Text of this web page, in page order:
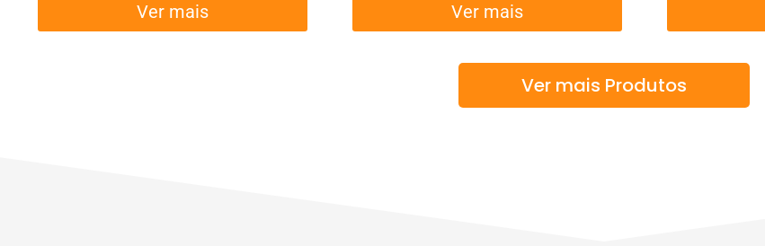
Ver mais Ver mais
Ver mais Produtos